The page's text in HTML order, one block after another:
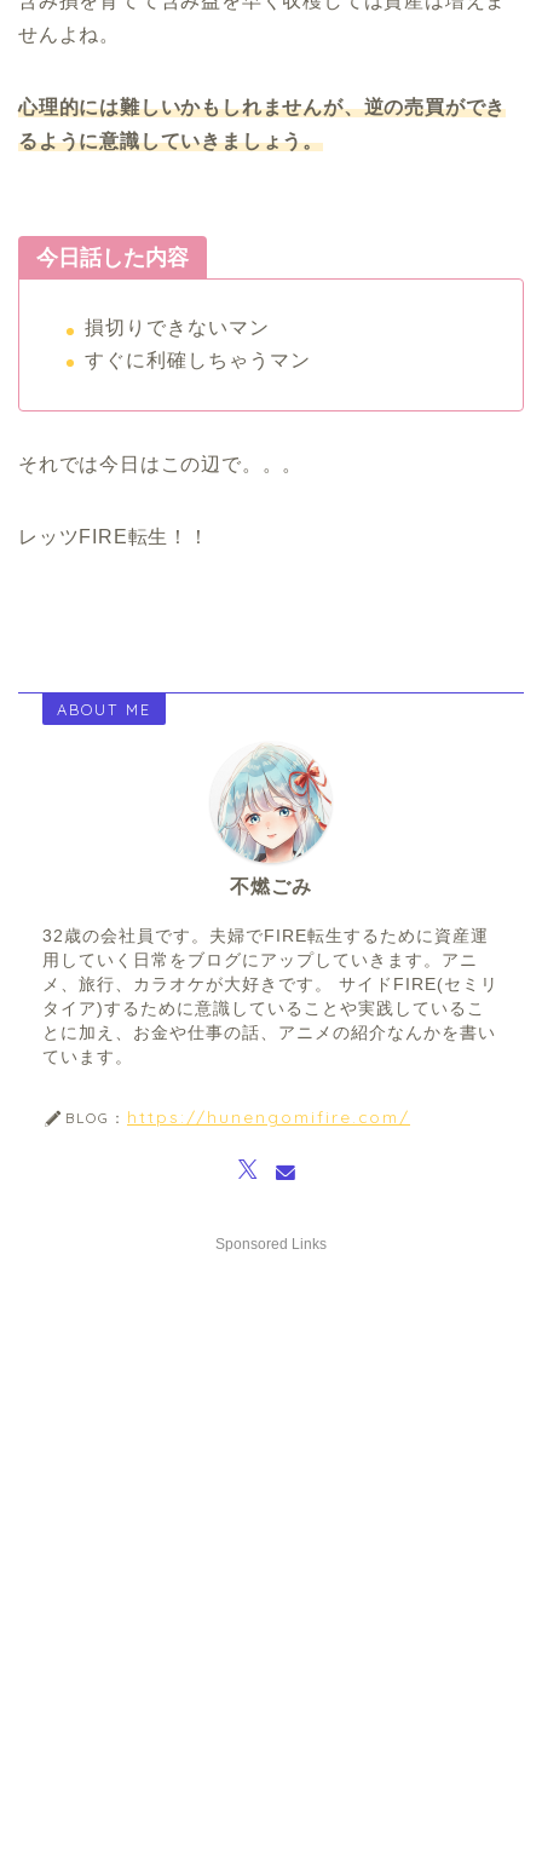
せんよね。
心理的には難しいかもしれませんが、逆の売買ができ
るように意識していきましょう。
今日話した内容
損切りできないマン
すぐに利確しちゃうマン
それでは今日はこの辺で。。。
レッツFIRE転生！！
ABOUT ME
不燃ごみ
32歳の会社員です。夫婦でFIRE転生するために資産運
用していく日常をブログにアップしていきます。アニ
メ、旅行、カラオケが大好きです。 サイドFIRE(セミリ
タイア)するために意識していることや実践しているこ
とに加え、お金や仕事の話、アニメの紹介なんかを書い
ています。
BLOG： https://hunengomifire.com/
Sponsored Links